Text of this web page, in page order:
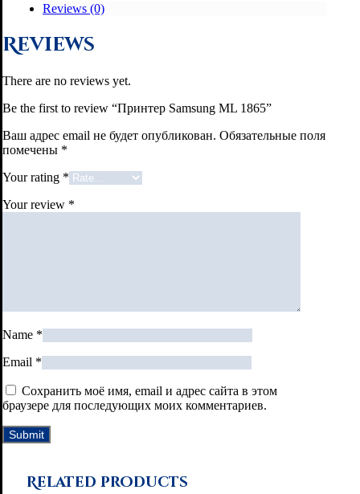
Reviews (0)
Reviews
There are no reviews yet.
Be the first to review “Принтер Samsung ML 1865”
Ваш адрес email не будет опубликован. Обязательные поля
помечены *
Your rating *
Your review *
Name *
Email *
Сохранить моё имя, email и адрес сайта в этом
браузере для последующих моих комментариев.
Related products